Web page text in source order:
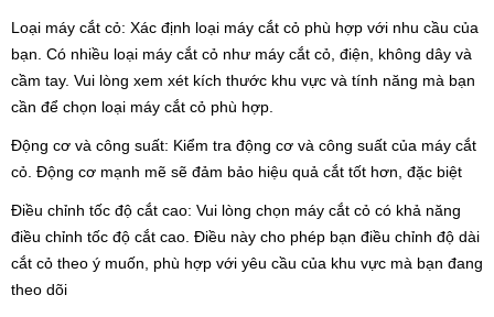
Loại máy cắt cỏ: Xác định loại máy cắt cỏ phù hợp với nhu cầu của
bạn. Có nhiều loại máy cắt cỏ như máy cắt cỏ, điện, không dây và
cầm tay. Vui lòng xem xét kích thước khu vực và tính năng mà bạn
cần để chọn loại máy cắt cỏ phù hợp.
Động cơ và công suất: Kiểm tra động cơ và công suất của máy cắt
cỏ. Động cơ mạnh mẽ sẽ đảm bảo hiệu quả cắt tốt hơn, đặc biệt
Điều chỉnh tốc độ cắt cao: Vui lòng chọn máy cắt cỏ có khả năng
điều chỉnh tốc độ cắt cao. Điều này cho phép bạn điều chỉnh độ dài
cắt cỏ theo ý muốn, phù hợp với yêu cầu của khu vực mà bạn đang
theo dõi